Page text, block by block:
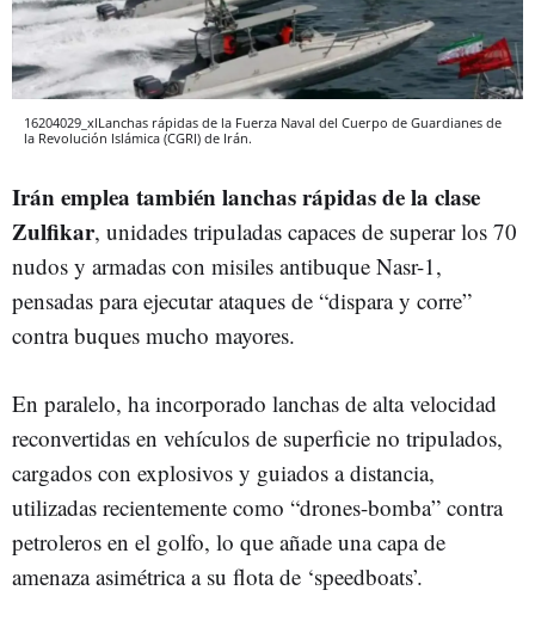
16204029_xlLanchas rápidas de la Fuerza Naval del Cuerpo de Guardianes de
la Revolución Islámica (CGRI) de Irán.
Irán emplea también lanchas rápidas de la clase
Zulfikar, unidades tripuladas capaces de superar los 70
nudos y armadas con misiles antibuque Nasr-1,
pensadas para ejecutar ataques de “dispara y corre”
contra buques mucho mayores.
En paralelo, ha incorporado lanchas de alta velocidad
reconvertidas en vehículos de superficie no tripulados,
cargados con explosivos y guiados a distancia,
utilizadas recientemente como “drones-bomba” contra
petroleros en el golfo, lo que añade una capa de
amenaza asimétrica a su flota de ‘speedboats’.